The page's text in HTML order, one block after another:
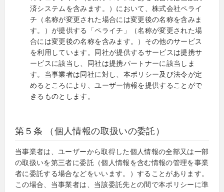
済システムを含みます。）において、株式会社ペライ
チ（名称が変更された場合には変更後の名称を含みま
す。）が提供する「ペライチ」（名称が変更された場
合には変更後の名称を含みます。）その他のサービス
を利用しています。同社が提供するサービスは提携サ
ービスに該当し、同社は提携パートナーに該当しま
す。当事業者は同社に対し、本ポリシー及び法令が定
めるところにより、ユーザー情報を提供することがで
きるものとします。
第５条 （個人情報の取扱いの委託）
当事業者は、ユーザーから取得した個人情報の全部又は一部
の取扱いを第三者に委託（個人情報を含む情報の管理を事業
者に委託する場合などをいいます。）することがあります。
この場合、当事業者は、当該委託先との間で本ポリシーに準